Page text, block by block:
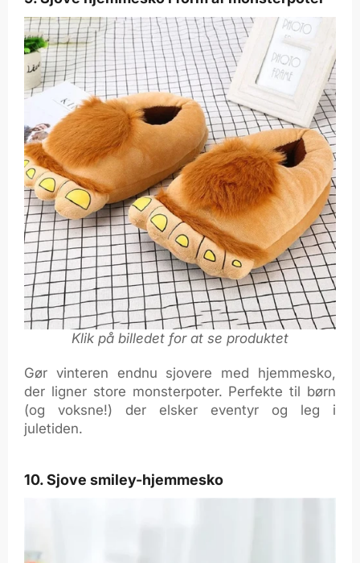
Klik på billedet for at se produktet
Gør vinteren endnu sjovere med hjemmesko,
der ligner store monsterpoter. Perfekte til børn
(og voksne!) der elsker eventyr og leg i
juletiden.
10. Sjove smiley-hjemmesko